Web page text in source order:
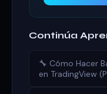
Continúa
🔧 Cómo Hacer
en TradingView